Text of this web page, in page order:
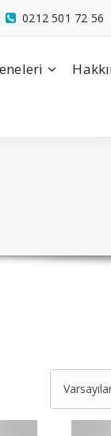
0212 501 72 56